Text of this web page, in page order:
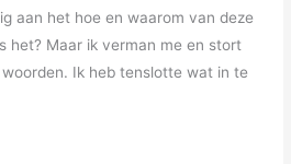
aan het hoe en waarom van deze
het? Maar ik verman me en stort
Ik heb tenslotte wat in te